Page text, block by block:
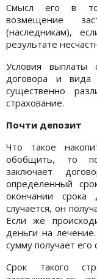
Смысл его в
возмещение
(наследникам),
результате
Условия выплаты
договора и вида
существенно
страхование.
Почти депозит
Что такое
обобщить, то
заключает
определенный
окончании
случается, он
Если же
деньги на
сумму получает его
Срок такого